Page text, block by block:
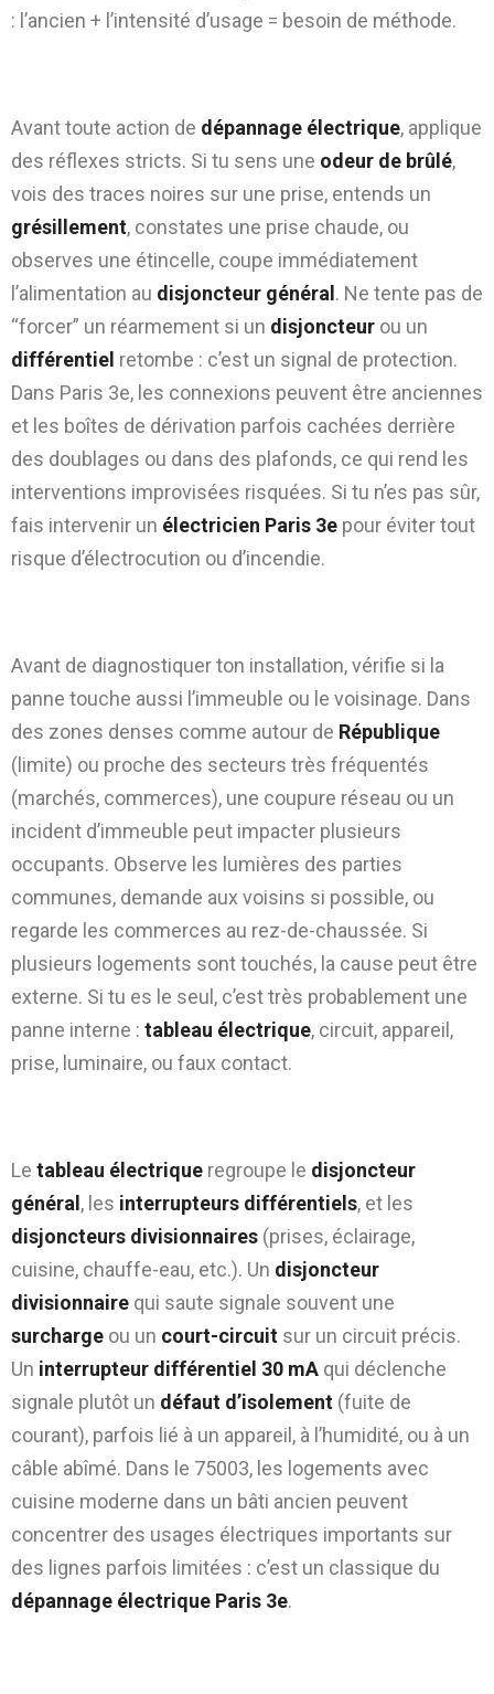
: l’ancien + l’intensité d’usage = besoin de méthode.
Avant toute action de dépannage électrique, applique
des réflexes stricts. Si tu sens une odeur de brûlé,
vois des traces noires sur une prise, entends un
grésillement, constates une prise chaude, ou
observes une étincelle, coupe immédiatement
l’alimentation au disjoncteur général. Ne tente pas de
“forcer” un réarmement si un disjoncteur ou un
différentiel retombe : c’est un signal de protection.
Dans Paris 3e, les connexions peuvent être anciennes
et les boîtes de dérivation parfois cachées derrière
des doublages ou dans des plafonds, ce qui rend les
interventions improvisées risquées. Si tu n’es pas sûr,
fais intervenir un électricien Paris 3e pour éviter tout
risque d’électrocution ou d’incendie.
Avant de diagnostiquer ton installation, vérifie si la
panne touche aussi l’immeuble ou le voisinage. Dans
des zones denses comme autour de République
(limite) ou proche des secteurs très fréquentés
(marchés, commerces), une coupure réseau ou un
incident d’immeuble peut impacter plusieurs
occupants. Observe les lumières des parties
communes, demande aux voisins si possible, ou
regarde les commerces au rez-de-chaussée. Si
plusieurs logements sont touchés, la cause peut être
externe. Si tu es le seul, c’est très probablement une
panne interne : tableau électrique, circuit, appareil,
prise, luminaire, ou faux contact.
Le tableau électrique regroupe le disjoncteur
général, les interrupteurs différentiels, et les
disjoncteurs divisionnaires (prises, éclairage,
cuisine, chauffe-eau, etc.). Un disjoncteur
divisionnaire qui saute signale souvent une
surcharge ou un court-circuit sur un circuit précis.
Un interrupteur différentiel 30 mA qui déclenche
signale plutôt un défaut d’isolement (fuite de
courant), parfois lié à un appareil, à l’humidité, ou à un
câble abîmé. Dans le 75003, les logements avec
cuisine moderne dans un bâti ancien peuvent
concentrer des usages électriques importants sur
des lignes parfois limitées : c’est un classique du
dépannage électrique Paris 3e.